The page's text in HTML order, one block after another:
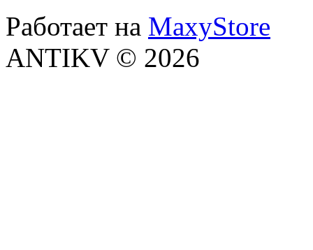
Работает на MaxyStore
ANTIKV © 2026